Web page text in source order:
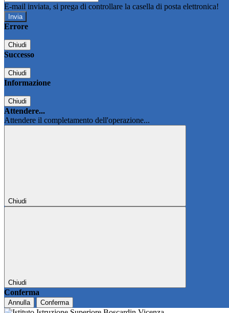
E-mail inviata, si prega di controllare la casella di posta elettronica!
Errore
Chiudi
Successo
Chiudi
Informazione
Chiudi
Attendere...
Attendere il completamento dell'operazione...
Chiudi
Chiudi
Conferma
Annulla Conferma